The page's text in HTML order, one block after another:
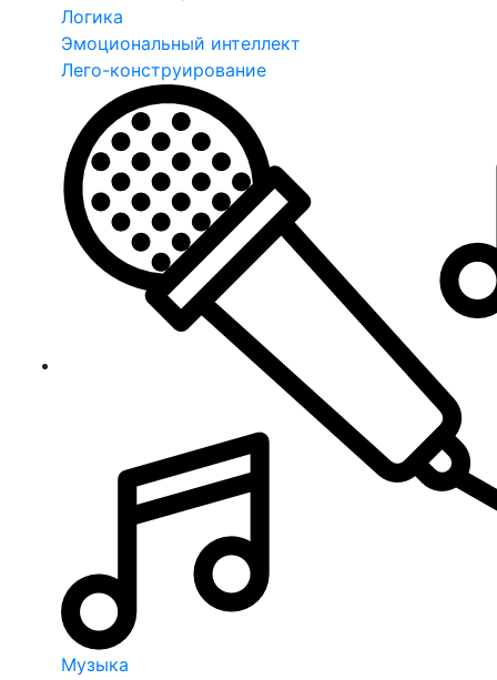
Логика
Эмоциональный интеллект
Лего-конструирование
Музыка